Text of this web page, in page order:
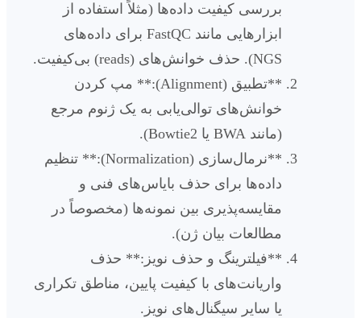
بررسی کیفیت داده‌ها (مثلاً استفاده از
ابزارهایی مانند FastQC برای داده‌های
NGS). حذف خوانش‌های (reads) بی‌کیفیت.
**تطبیق (Alignment):** مپ کردن
خوانش‌های توالی‌یابی به یک ژنوم مرجع
(مانند BWA یا Bowtie2).
**نرمال‌سازی (Normalization):** تنظیم
داده‌ها برای حذف بایاس‌های فنی و
مقایسه‌پذیری بین نمونه‌ها (مخصوصاً در
مطالعات بیان ژن).
**فیلترینگ و حذف نویز:** حذف
واریانت‌های با کیفیت پایین، مناطق تکراری
یا سایر سیگنال‌های نویز.